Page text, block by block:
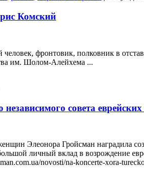
Комский
фронтовик, полковник в
им. Шолом-Алейхема ...
совета
Элеонора Гройсман
личный вклад в возрождение
novosti/na-koncerte-xora-